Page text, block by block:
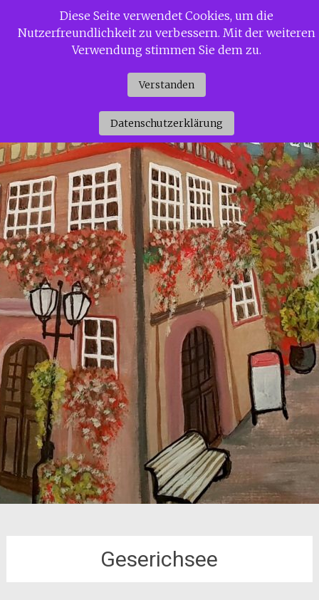
InhaltSiggi Gerdaus Welt
Geserichsee
Diese Seite verwendet Cookies, um die
Nutzerfreundlichkeit zu verbessern. Mit der weiteren
Verwendung stimmen Sie dem zu.
Verstanden
Datenschutzerklärung